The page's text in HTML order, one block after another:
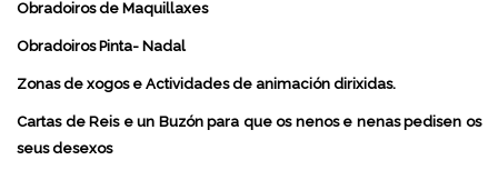
Obradoiros de Maquillaxes
Obradoiros Pinta- Nadal
Zonas de xogos e Actividades de animación dirixidas.
Cartas de Reis e un Buzón para que os nenos e nenas pedisen os
seus desexos